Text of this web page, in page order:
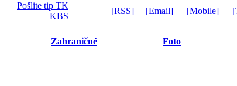
Pošlite tip TK
KBS
[RSS] [Email] [Mobile]
Zahraničné Foto